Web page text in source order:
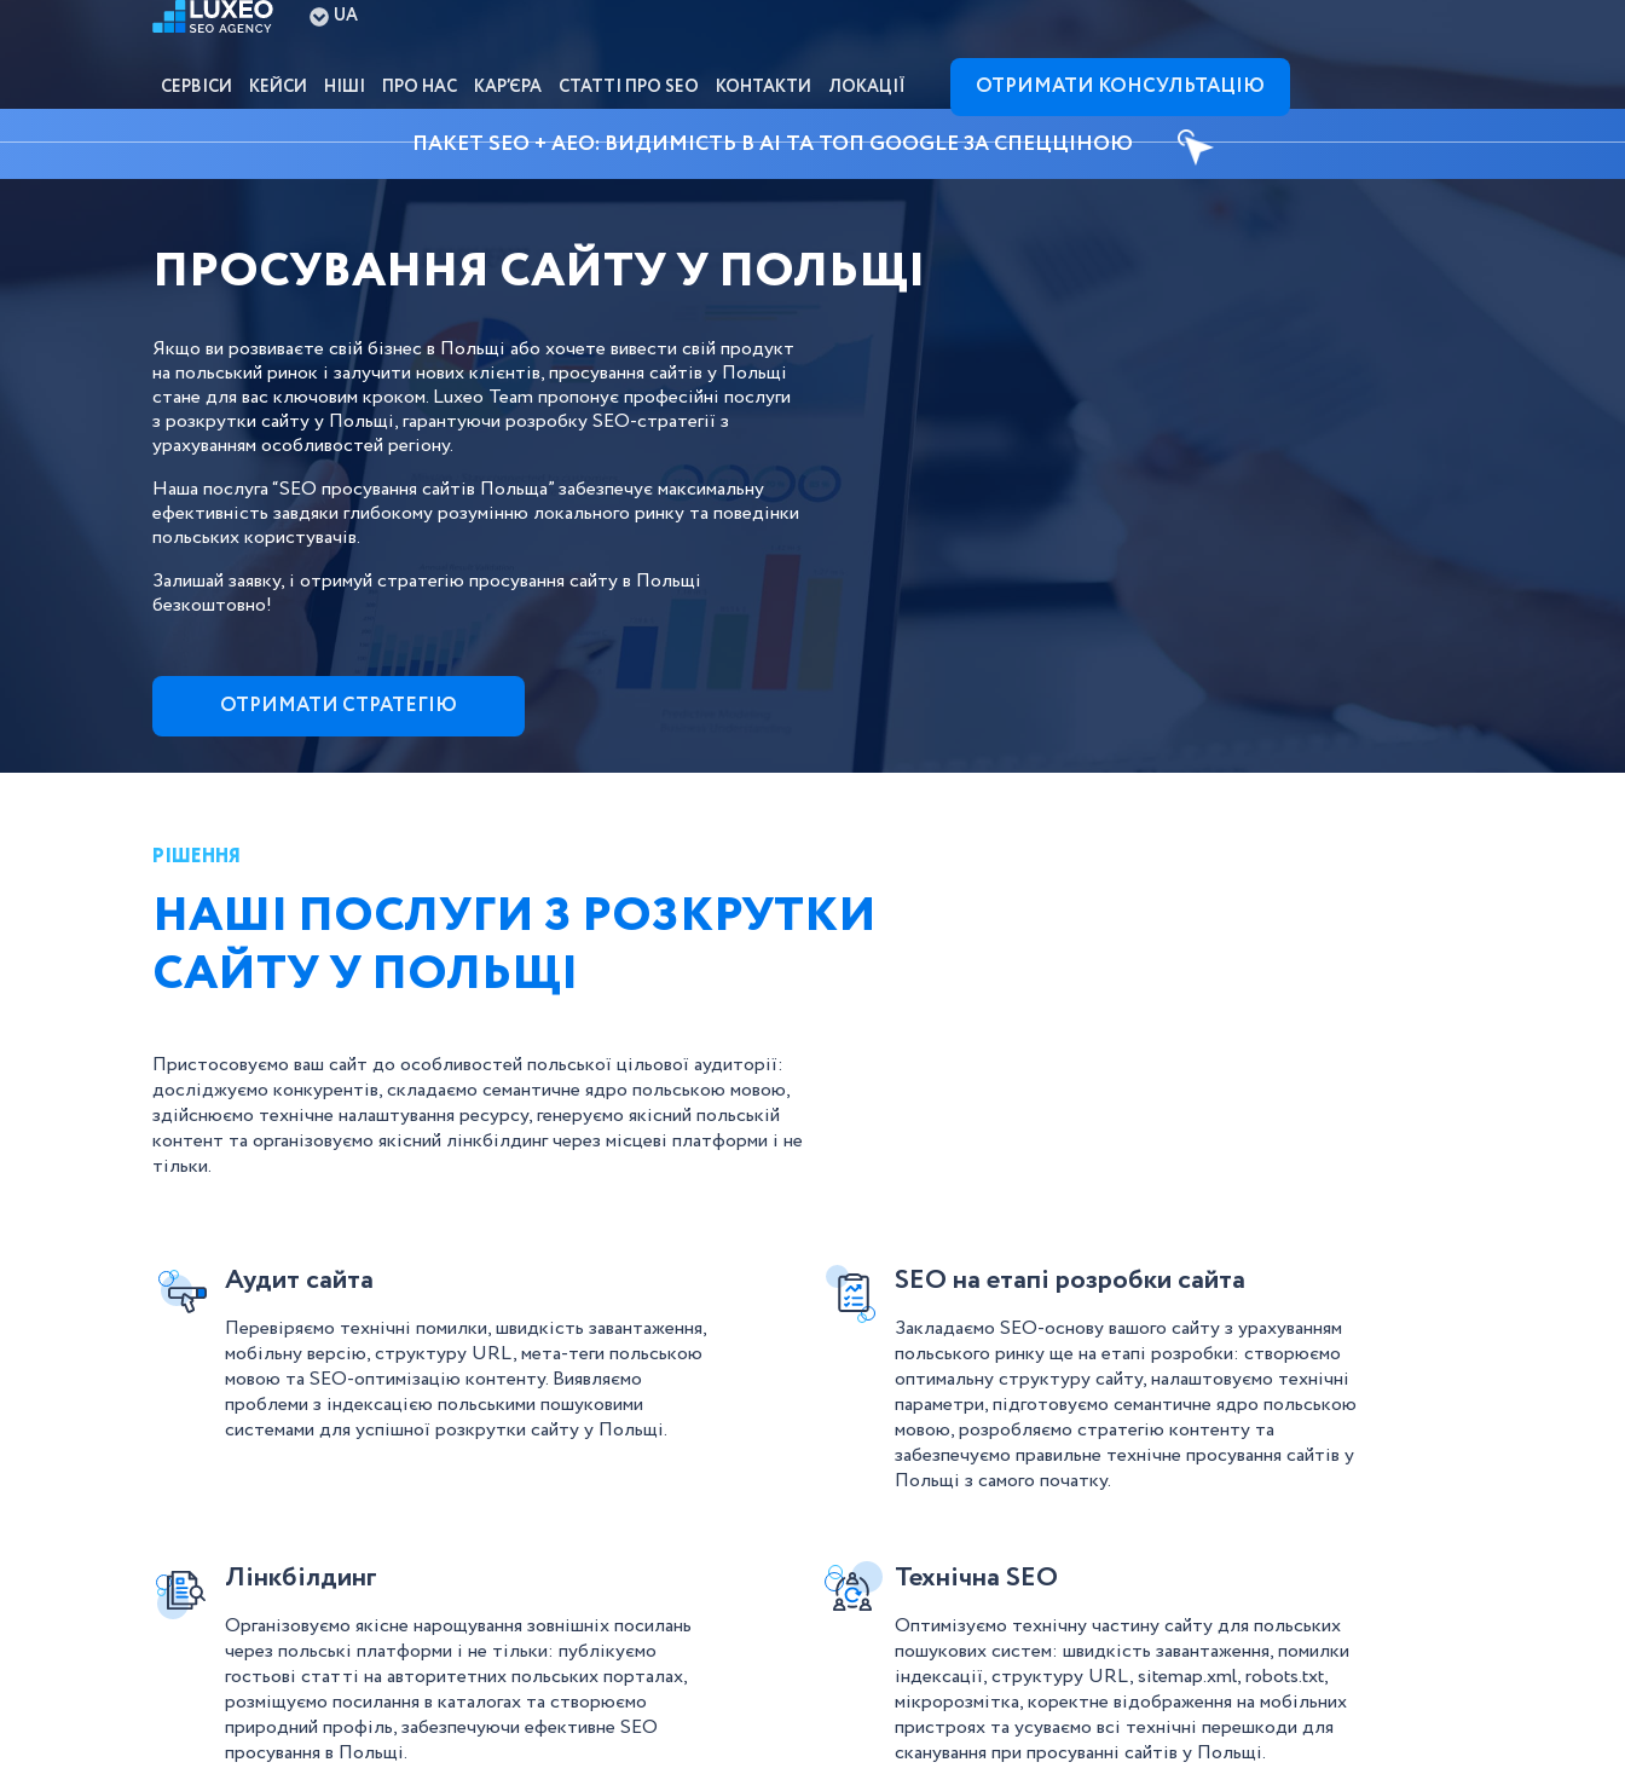
UA
СЕРВІСИ КЕЙСИ НІШІ ПРО НАС КАР’ЄРА СТАТТІ ПРО SEO КОНТАКТИ ЛОКАЦІЇ ОТРИМАТИ КОНСУЛЬТАЦІЮ
ПАКЕТ SEO + AEO: ВИДИМІСТЬ В AI ТА ТОП GOOGLE ЗА СПЕЦЦІНОЮ
ПРОСУВАННЯ САЙТУ У ПОЛЬЩІ
Якщо ви розвиваєте свій бізнес в Польщі або хочете вивести свій продукт
на польський ринок і залучити нових клієнтів, просування сайтів у Польщі
стане для вас ключовим кроком. Luxeo Team пропонує професійні послуги
з розкрутки сайту у Польщі, гарантуючи розробку SEO-стратегії з
урахуванням особливостей регіону.
Наша послуга “SEO просування сайтів Польща” забезпечує максимальну
ефективність завдяки глибокому розумінню локального ринку та поведінки
польських користувачів.
Залишай заявку, і отримуй стратегію просування сайту в Польщі
безкоштовно!
ОТРИМАТИ СТРАТЕГІЮ
РІШЕННЯ
НАШІ ПОСЛУГИ З РОЗКРУТКИ
САЙТУ У ПОЛЬЩІ
Пристосовуємо ваш сайт до особливостей польської цільової аудиторії:
досліджуємо конкурентів, складаємо семантичне ядро польською мовою,
здійснюємо технічне налаштування ресурсу, генеруємо якісний польській
контент та організовуємо якісний лінкбілдинг через місцеві платформи і не
тільки.
Аудит сайта
Перевіряємо технічні помилки, швидкість завантаження,
мобільну версію, структуру URL, мета-теги польською
мовою та SEO-оптимізацію контенту. Виявляємо
проблеми з індексацією польськими пошуковими
системами для успішної розкрутки сайту у Польщі.
SEO на етапі розробки сайта
Закладаємо SEO-основу вашого сайту з урахуванням
польського ринку ще на етапі розробки: створюємо
оптимальну структуру сайту, налаштовуємо технічні
параметри, підготовуємо семантичне ядро польською
мовою, розробляємо стратегію контенту та
забезпечуємо правильне технічне просування сайтів у
Польщі з самого початку.
Лінкбілдинг
Організовуємо якісне нарощування зовнішніх посилань
через польські платформи і не тільки: публікуємо
гостьові статті на авторитетних польських порталах,
розміщуємо посилання в каталогах та створюємо
природний профіль, забезпечуючи ефективне SEO
просування в Польщі.
Технічна SEO
Оптимізуємо технічну частину сайту для польських
пошукових систем: швидкість завантаження, помилки
індексації, структуру URL, sitemap.xml, robots.txt,
мікророзмітка, коректне відображення на мобільних
пристроях та усуваємо всі технічні перешкоди для
сканування при просуванні сайтів у Польщі.